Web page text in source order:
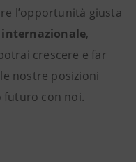
l’opportunità giusta
,
crescere e far
nostre posizioni
futuro con noi.